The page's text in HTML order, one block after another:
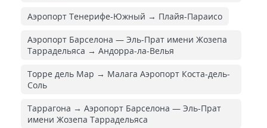
Аэропорт Тенерифе-Южный → Плайя-Параисо
Аэропорт Барселона — Эль-Прат имени Жозепа
Таррадельяса → Андорра-ла-Велья
Торре дель Мар → Малага Аэропорт Коста-дель-
Соль
Таррагона → Аэропорт Барселона — Эль-Прат
имени Жозепа Таррадельяса